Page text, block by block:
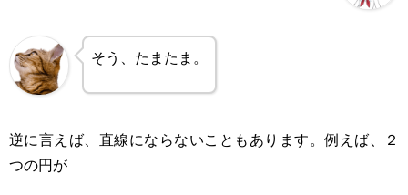
そう、たまたま。
逆に言えば、直線にならないこともあります。例えば、２
つの円が